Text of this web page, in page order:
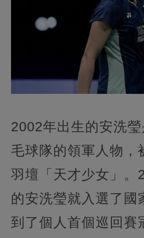
2002年出生的安洗
毛球隊的領軍人物，
羽壇「天才少女」。
的安洗瑩就入選了國
到了個人首個巡回賽